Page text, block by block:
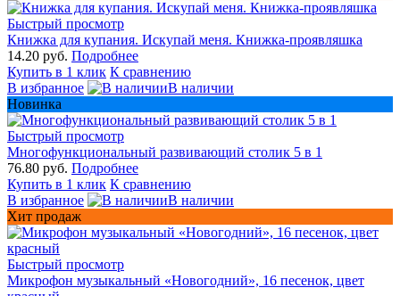
Быстрый просмотр
Книжка для купания. Искупай меня. Книжка-проявляшка
14.20 руб. Подробнее
Купить в 1 клик К сравнению
В избранное
В наличии
Новинка
Быстрый просмотр
Многофункциональный развивающий столик 5 в 1
76.80 руб. Подробнее
Купить в 1 клик К сравнению
В избранное
В наличии
Хит продаж
Быстрый просмотр
Микрофон музыкальный «Новогодний», 16 песенок, цвет